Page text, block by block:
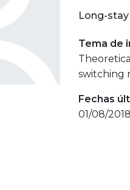
Long-
Tema de
switching
Fechas
01/08/